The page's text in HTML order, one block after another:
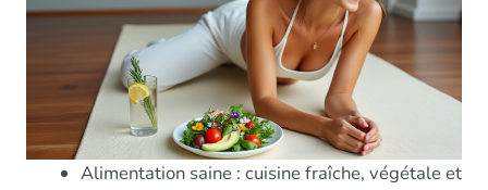
Alimentation saine : cuisine fraîche, végétale et